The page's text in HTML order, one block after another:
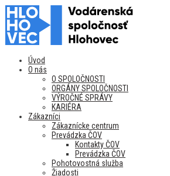
Úvod
O nás
O SPOLOČNOSTI
ORGÁNY SPOLOČNOSTI
VÝROČNÉ SPRÁVY
KARIÉRA
Zákazníci
Zákaznícke centrum
Prevádzka ČOV
Kontakty ČOV
Prevádzka ČOV
Pohotovostná služba
Žiadosti